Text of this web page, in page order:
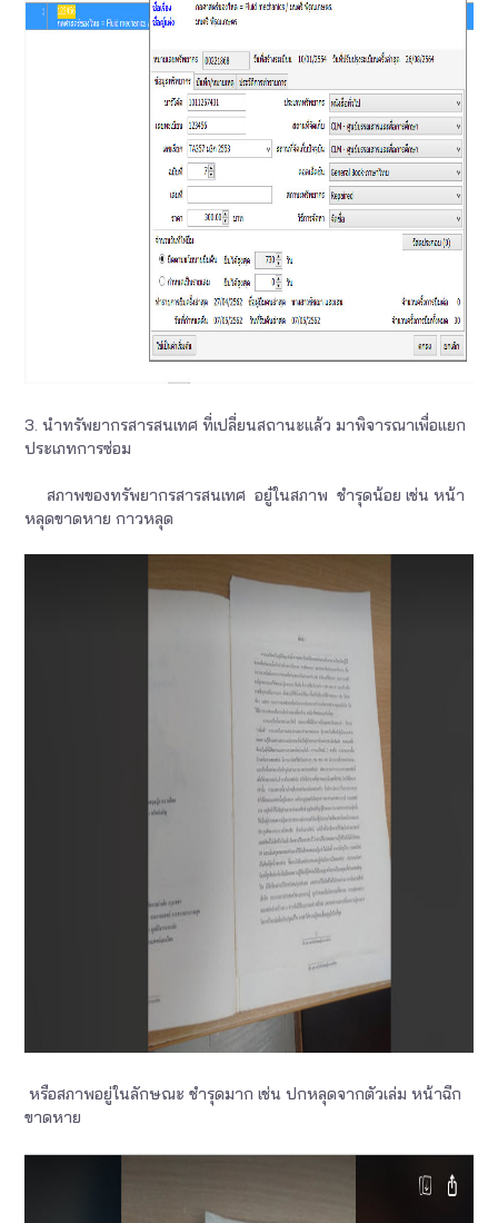
3. นำทรัพยากรสารสนเทศ ที่เปลี่ยนสถานะแล้ว มาพิจารณาเพื่อแยก
ประเภทการซ่อม
สภาพของทรัพยากรสารสนเทศ อยู๋ในสภาพ ชำรุดน้อย เช่น หน้า
หลุดขาดหาย กาวหลุด
หรือสภาพอยู่ในลักษณะ ชำรุดมาก เช่น ปกหลุดจากตัวเล่ม หน้าฉีก
ขาดหาย